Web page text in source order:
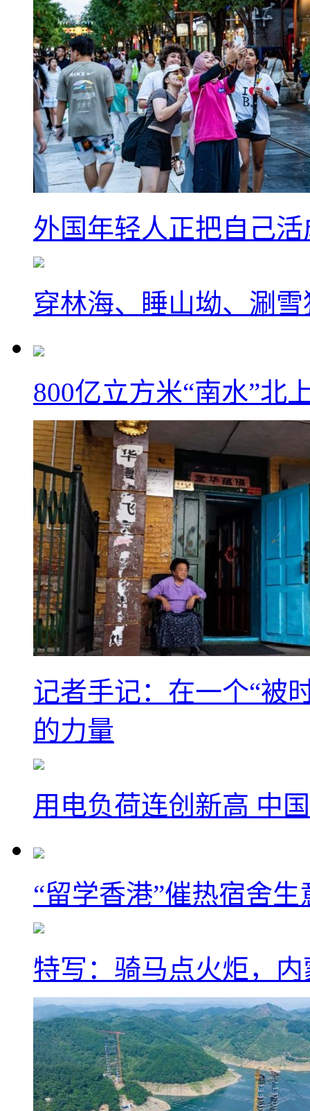
外国年轻人正把自己活
穿林海、睡山坳、涮
800亿立方米“南水”北
记者手记：在一个“被
的力量
用电负荷连创新高 中
“留学香港”催热宿舍
特写：骑马点火炬，